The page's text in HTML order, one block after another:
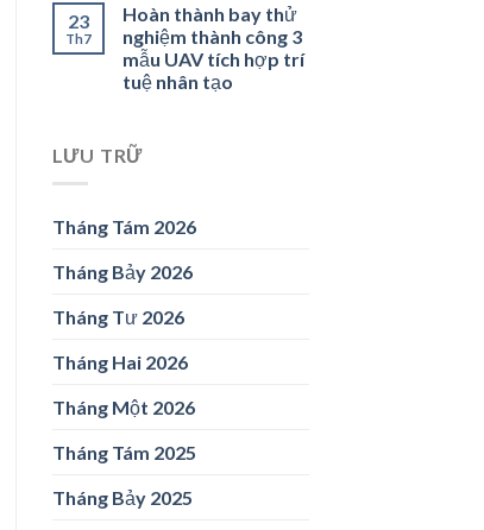
23
Th7
Hoàn thành bay thử
nghiệm thành công 3
mẫu UAV tích hợp trí
tuệ nhân tạo
LƯU TRỮ
Tháng Tám 2026
Tháng Bảy 2026
Tháng Tư 2026
Tháng Hai 2026
Tháng Một 2026
Tháng Tám 2025
Tháng Bảy 2025